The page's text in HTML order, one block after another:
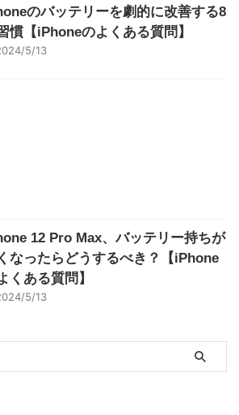
のバッテリーを劇的に改善する8
慣【iPhoneのよくある質問】
5/13
12 Pro Max、バッテリー持ちが
なったらどうするべき？【iPhone
くある質問】
5/13